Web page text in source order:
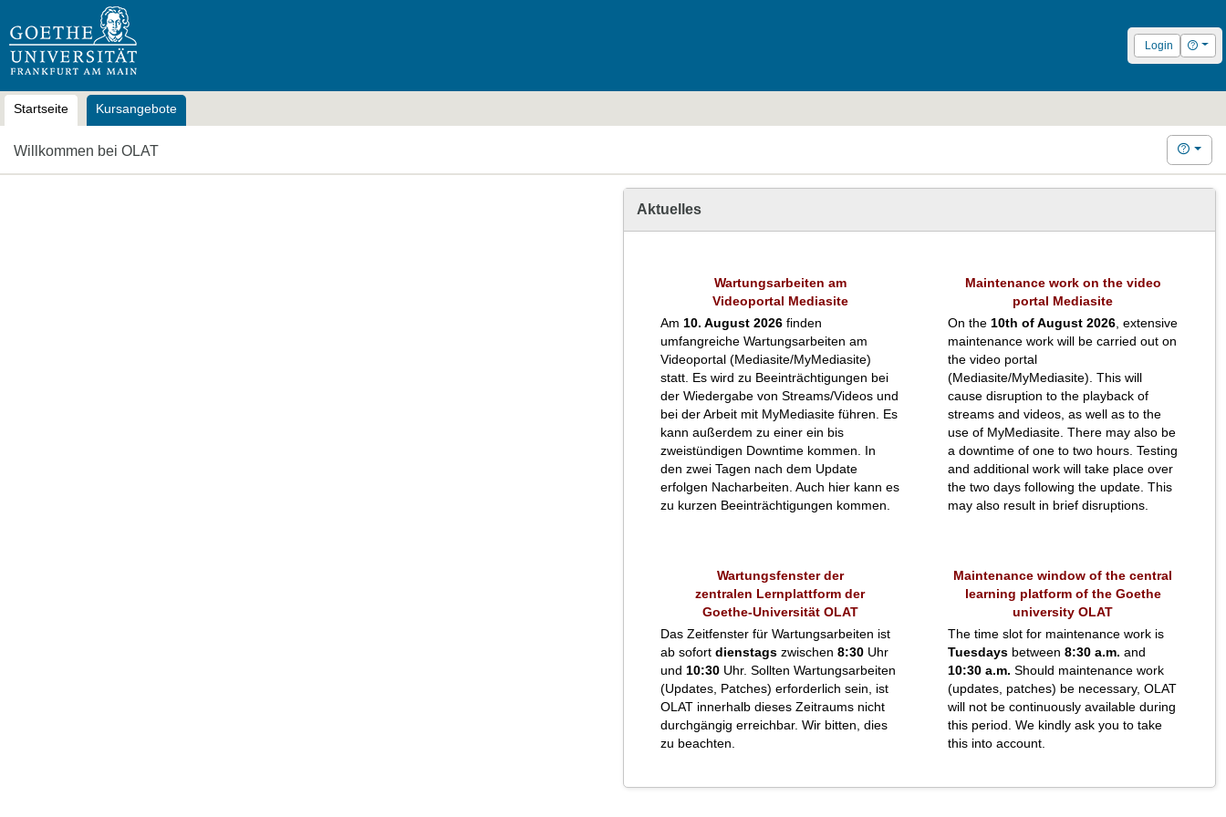
Login Hilfe
Startseite Kursangebote
Willkommen bei OLAT Hilfe
Aktuelles
Wartungsarbeiten am
Videoportal Mediasite
Am 10. August 2026finden
umfangreiche Wartungsarbeiten am
Videoportal (Mediasite/MyMediasite)
statt. Es wird zu Beeinträchtigungen bei
der Wiedergabe von Streams/Videos und
bei der Arbeit mit MyMediasite führen. Es
kann außerdem zu einer ein bis
zweistündigen Downtime kommen. In
den zwei Tagen nach dem Update
erfolgen Nacharbeiten. Auch hier kann es
zu kurzen Beeinträchtigungen kommen.
Maintenance work on the video
portal Mediasite
On the 10th of August 2026, extensive
maintenance work will be carried out on
the video portal
(Mediasite/MyMediasite). This will
cause disruption to the playback of
streams and videos, as well as to the
use of MyMediasite. There may also be
a downtime of one to two hours. Testing
and additional work will take place over
the two days following the update. This
may also result in brief disruptions.
Wartungsfenster der
zentralen Lernplattform der
Goethe-Universität OLAT
Das Zeitfenster für Wartungsarbeiten ist
ab sofort dienstagszwischen 8:30Uhr
und 10:30Uhr. Sollten Wartungsarbeiten
(Updates, Patches) erforderlich sein, ist
OLAT innerhalb dieses Zeitraums nicht
durchgängig erreichbar. Wir bitten, dies
zu beachten.
Maintenance window of the central
learning platform of the Goethe
university OLAT
The time slot for maintenance work is
Tuesdaysbetween 8:30 a.m. and
10:30 a.m. Should maintenance work
(updates, patches) be necessary, OLAT
will not be continuously available during
this period. We kindly ask you to take
this into account.